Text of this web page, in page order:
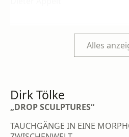
Alles
Dirk Tölke
„DROP SCULPTURES“
TAUCHGÄNGE IN EINE